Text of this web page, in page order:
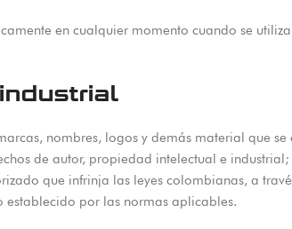
en cualquier momento cuando se
nombres, logos y demás material que
de autor, propiedad intelectual e
que infrinja las leyes colombianas, a
por las normas aplicables.